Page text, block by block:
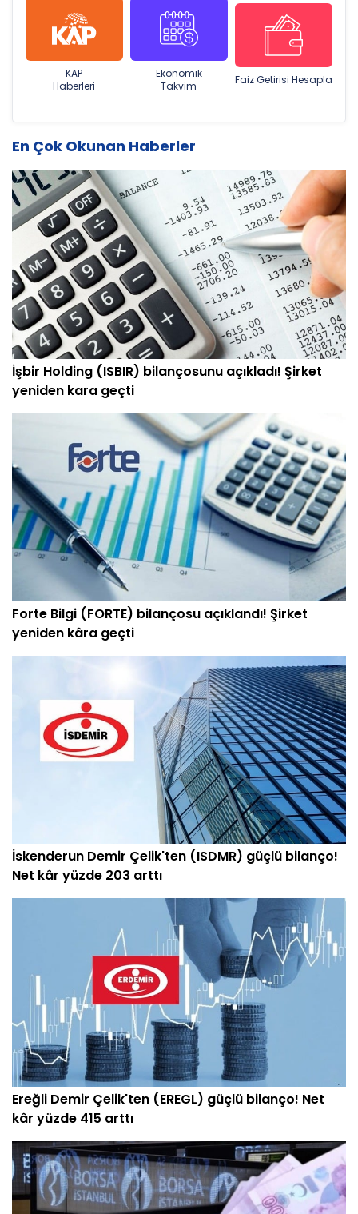
KAP
Haberleri
Ekonomik
Takvim
Faiz Getirisi Hesapla
En Çok Okunan Haberler
İşbir Holding (ISBIR) bilançosunu açıkladı! Şirket
yeniden kara geçti
Forte Bilgi (FORTE) bilançosu açıklandı! Şirket
yeniden kâra geçti
İskenderun Demir Çelik'ten (ISDMR) güçlü bilanço!
Net kâr yüzde 203 arttı
Ereğli Demir Çelik'ten (EREGL) güçlü bilanço! Net
kâr yüzde 415 arttı